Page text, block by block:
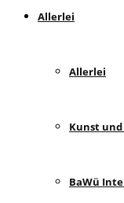
Allerlei
Allerlei
Kunst
BaWü